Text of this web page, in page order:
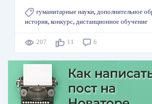
гуманитарные науки, дополнительное
история, конкурс, дистанционное обучение
207 11 6